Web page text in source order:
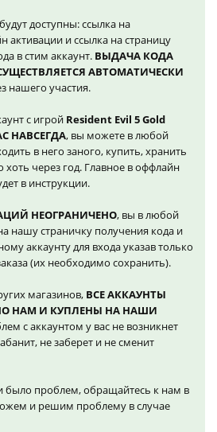
доступны: ссылка на
активации и ссылка на страницу
в стим аккаунт. ВЫДАЧА КОДА
АВТОМАТИЧЕСКИ
нашего участия.
с игрой Resident Evil 5 Gold
НАВСЕГДА, вы можете в любой
в него заного, купить, хранить
хоть через год. Главное в оффлайн
в инструкции.
НЕОГРАНИЧЕНО, вы в любой
нашу страничку получения кода и
аккаунту для входа указав только
(их необходимо сохранить).
магазинов, ВСЕ АККАУНТЫ
НАМ И КУПЛЕНЫ НА НАШИ
с аккаунтом у вас не возникнет
не заберет и не сменит
было проблем, обращайтесь к нам в
и решим проблему в случае